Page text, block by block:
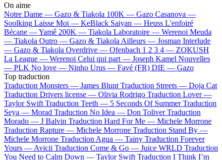
On aime
Notre Dame — Gazo & Tiakola 100K — Gazo Casanova —
Soolking Laisse Moi — KeBlack Saiyan — Heuss L'enfoiré
Bécane —Yamê 200K — Tiakola Laboratoire — Werenoi Meuda
— Tiakola Outro — Gazo & Tiakola Ailleurs — Josman Interlude
— Gazo & Tiakola Overdrive — Ofenbach 1 2 3 4 — ZOKUSH
La League — Werenoi Celui qui part — Joseph Kamel Nouvelles
— PLK No love — Ninho Urus — Favé (FR) DIE — Gazo
Top traduction
Traduction Monsters — James Blunt Traduction Streets — Doja Cat
Traduction Drivers license — Olivia Rodrigo Traduction Lover —
Taylor Swift Traduction Teeth — 5 Seconds Of Summer Traduction
Seya — Morad Traduction No Idea — Don Toliver Traduction
Morado — J Balvin Traduction Hard For Me — Michele Morrone
Traduction Rapture — Michele Morrone Traduction Stand By —
Michele Morrone Traduction Agua — Tainy Traduction Forever
Yours — Avicii Traduction Come & Go — Juice WRLD Traduction
You Need to Calm Down — Taylor Swift Traduction I Think I’m